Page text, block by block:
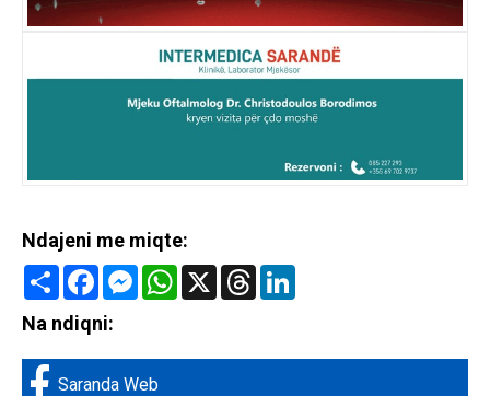
Ndajeni me miqte:
Share FacebookMessenger
WhatsApp
X Threads
Na ndiqni:
Saranda Web